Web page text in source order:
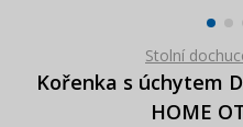
Stolní
Kořenka s úchytem
HOME